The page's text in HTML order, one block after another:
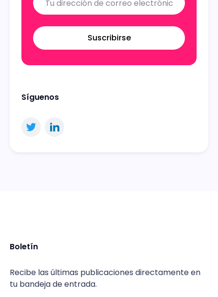
Suscribirse
Síguenos
Boletín
Recibe las últimas publicaciones directamente en
tu bandeja de entrada.